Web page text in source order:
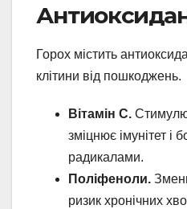
Горох містить
клітини від пошкоджень.
Вітамін C.
зміцнює імунітет і
радикалами.
Поліфеноли.
ризик хронічних